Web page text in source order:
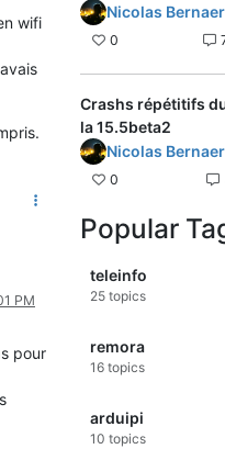
wifi
PM
pour
Nicolas
0
Crashs répétitifs
la 15.5beta2
Nicolas
0
Popular
teleinfo
25 topics
remora
16 topics
arduipi
10 topics